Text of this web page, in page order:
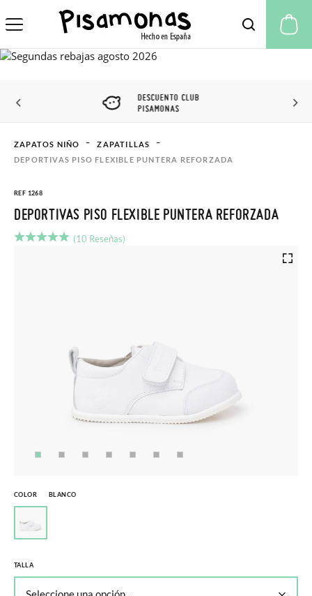
DESCUENTO CLUB
PISAMONAS
ZAPATOS NIÑO
ZAPATILLAS
DEPORTIVAS PISO FLEXIBLE PUNTERA REFORZADA
REF 1268
DEPORTIVAS PISO FLEXIBLE PUNTERA REFORZADA
(10 Reseñas)
COLOR BLANCO
TALLA